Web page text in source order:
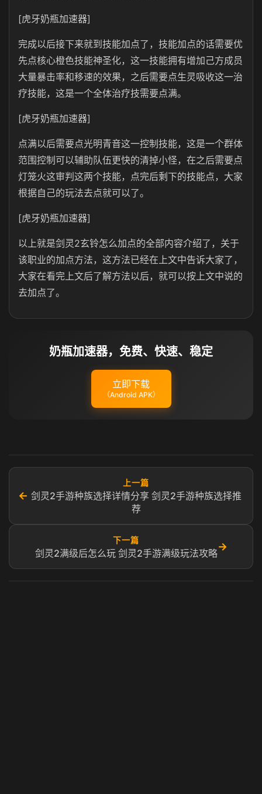
[虎牙奶瓶加速器]
完成以后接下来就到技能加点了，技能加点的话需要优
先点核心橙色技能神圣化，这一技能拥有增加己方成员
大量暴击率和移速的效果，之后需要点生灵吸收这一治
疗技能，这是一个全体治疗技需要点满。
[虎牙奶瓶加速器]
点满以后需要点光明青音这一控制技能，这是一个群体
范围控制可以辅助队伍更快的清掉小怪，在之后需要点
灯笼火这审判这两个技能，点完后剩下的技能点，大家
根据自己的玩法去点就可以了。
[虎牙奶瓶加速器]
以上就是剑灵2玄铃怎么加点的全部内容介绍了，关于
该职业的加点方法，这方法已经在上文中告诉大家了，
大家在看完上文后了解方法以后，就可以按上文中说的
去加点了。
奶瓶加速器，免费、快速、稳定
立即下载
（Android APK）
←
上一篇
剑灵2手游种族选择详情分享 剑灵2手游种族选择推
荐
下一篇
剑灵2满级后怎么玩 剑灵2手游满级玩法攻略
→